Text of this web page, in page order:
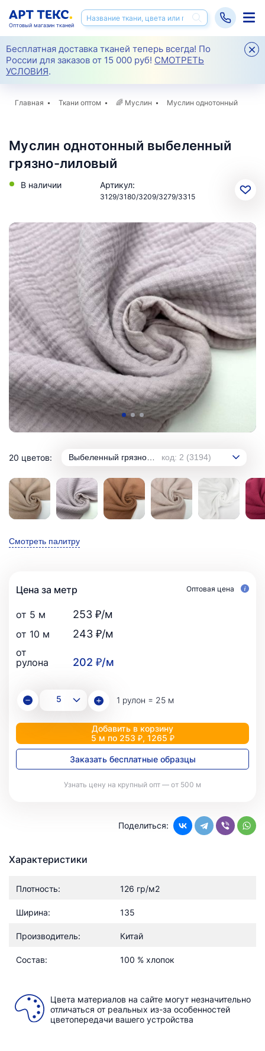
Бесплатная доставка тканей теперь всегда! По
России для заказов от 15 000 руб! СМОТРЕТЬ
УСЛОВИЯ.
Оптовый магазин тканей
Главная Ткани оптом 🌈 Муслин Муслин однотонный
Муслин однотонный выбеленный
грязно-лиловый
В наличии Артикул:
3129/3180/3209/3279/3315
20 цветов: Выбеленный грязно-лиловыйкод: 2 (3194)
Смотреть палитру
Цена за метр Оптовая цена
от 5 м 253 ₽/м
от 10 м 243 ₽/м
от
рулона
202 ₽/м
1 рулон = 25 м
Добавить в корзину
5 м по 253 ₽, 1265 ₽
Заказать бесплатные образцы
Узнать цену на крупный опт — от 500 м
Поделиться:
Характеристики
Плотность: 126 гр/м2
Ширина: 135
Производитель: Китай
Состав: 100 % хлопок
Цвета материалов на сайте могут незначительно
отличаться от реальных из-за особенностей
цветопередачи вашего устройства